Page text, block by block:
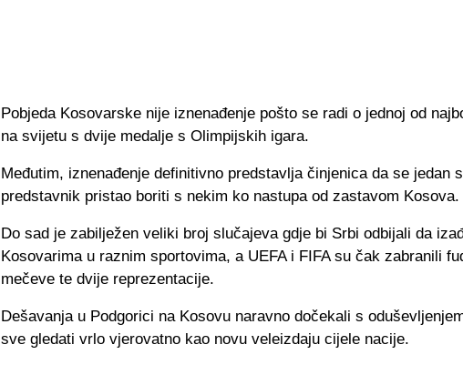
Pobjeda Kosovarske nije iznenađenje pošto se radi o jednoj od
na svijetu s dvije medalje s Olimpijskih igara.
Međutim, iznenađenje definitivno predstavlja činjenica da se jedan
predstavnik pristao boriti s nekim ko nastupa od zastavom Kosova.
Do sad je zabilježen veliki broj slučajeva gdje bi Srbi odbijali da
Kosovarima u raznim sportovima, a UEFA i FIFA su čak zabranili
mečeve te dvije reprezentacije.
Dešavanja u Podgorici na Kosovu naravno dočekali s
sve gledati vrlo vjerovatno kao novu veleizdaju cijele nacije.